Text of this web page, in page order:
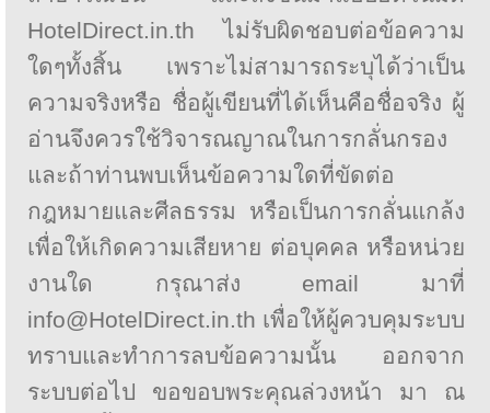
HotelDirect.in.th ไม่รับผิดชอบต่อข้อความ
ใดๆทั้งสิ้น เพราะไม่สามารถระบุได้ว่าเป็น
ความจริงหรือ ชื่อผู้เขียนที่ได้เห็นคือชื่อจริง ผู้
อ่านจึงควรใช้วิจารณญาณในการกลั่นกรอง
และถ้าท่านพบเห็นข้อความใดที่ขัดต่อ
กฎหมายและศีลธรรม หรือเป็นการกลั่นแกล้ง
เพื่อให้เกิดความเสียหาย ต่อบุคคล หรือหน่วย
งานใด กรุณาส่ง email มาที่
info@HotelDirect.in.th เพื่อให้ผู้ควบคุมระบบ
ทราบและทำการลบข้อความนั้น ออกจาก
ระบบต่อไป ขอขอบพระคุณล่วงหน้า มา ณ